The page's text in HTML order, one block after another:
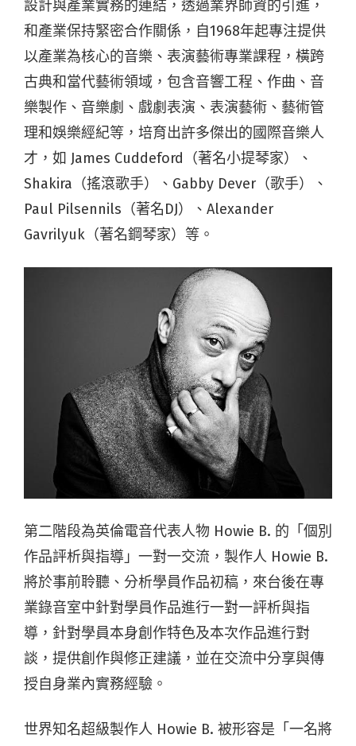
設計與產業實務的連結，透過業界師資的引進，
和產業保持緊密合作關係，自1968年起專注提供
以產業為核心的音樂、表演藝術專業課程，橫跨
古典和當代藝術領域，包含音響工程、作曲、音
樂製作、音樂劇、戲劇表演、表演藝術、藝術管
理和娛樂經紀等，培育出許多傑出的國際音樂人
才，如 James Cuddeford（著名小提琴家）、
Shakira（搖滾歌手）、Gabby Dever（歌手）、
Paul Pilsennils（著名DJ）、Alexander
Gavrilyuk（著名鋼琴家）等。
第二階段為英倫電音代表人物 Howie B. 的「個別
作品評析與指導」一對一交流，製作人 Howie B.
將於事前聆聽、分析學員作品初稿，來台後在專
業錄音室中針對學員作品進行一對一評析與指
導，針對學員本身創作特色及本次作品進行對
談，提供創作與修正建議，並在交流中分享與傳
授自身業內實務經驗。
世界知名超級製作人 Howie B. 被形容是「一名將